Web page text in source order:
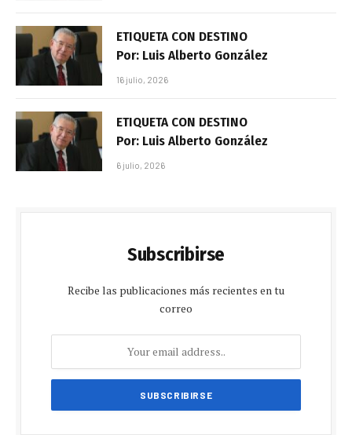
ETIQUETA CON DESTINO
Por: Luis Alberto González
16 julio, 2026
ETIQUETA CON DESTINO
Por: Luis Alberto González
6 julio, 2026
Subscribirse
Recibe las publicaciones más recientes en tu
correo